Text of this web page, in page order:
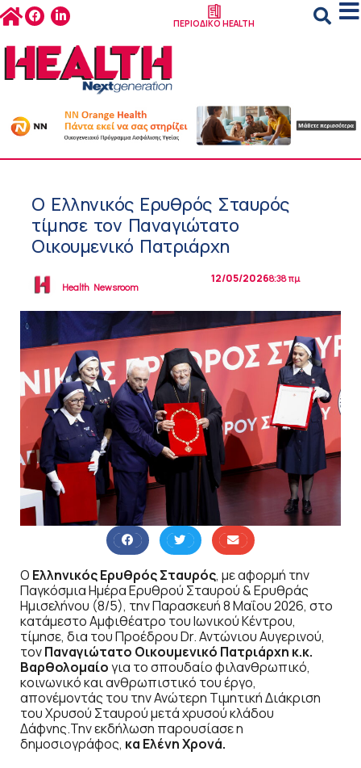
ΠΕΡΙΟΔΙΚΟ HEALTH
Ο Ελληνικός Ερυθρός Σταυρός
τίμησε τον Παναγιώτατο
Οικουμενικό Πατριάρχη
Health Newsroom
12/05/20268:38 πμ
Ο Ελληνικός Ερυθρός Σταυρός, με αφορμή την
Παγκόσμια Ημέρα Ερυθρού Σταυρού & Ερυθράς
Ημισελήνου (8/5), την Παρασκευή 8 Μαΐου 2026, στο
κατάμεστο Αμφιθέατρο του Ιωνικού Κέντρου,
τίμησε, δια του Προέδρου Dr. Αντώνιου Αυγερινού,
τονΠαναγιώτατο Οικουμενικό Πατριάρχη κ.κ.
Βαρθολομαίογια το σπουδαίο φιλανθρωπικό,
κοινωνικό και ανθρωπιστικό του έργο,
απονέμοντάς του την Ανώτερη Τιμητική Διάκριση
του Χρυσού Σταυρού μετά χρυσού κλάδου
Δάφνης.Την εκδήλωση παρουσίασε η
δημοσιογράφος, κα Ελένη Χρονά.